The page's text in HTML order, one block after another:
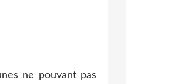
ne pouvant pas